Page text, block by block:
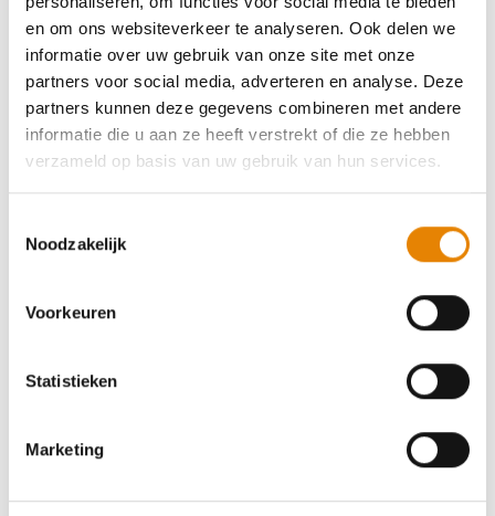
en om ons websiteverkeer te analyseren. Ook delen we
informatie over uw gebruik van onze site met onze
partners voor social media, adverteren en analyse. Deze
partners kunnen deze gegevens combineren met andere
informatie die u aan ze heeft verstrekt of die ze hebben
verzameld op basis van uw gebruik van hun services.
Noodzakelijk
Voorkeuren
Statistieken
Marketing
Zaterdag 15 augustus 2026
Sint-Lievens-Houtem, Oost-Vlaanderen
Vlaamse Ardennen
6 km
Zaterdag 26 september 2026